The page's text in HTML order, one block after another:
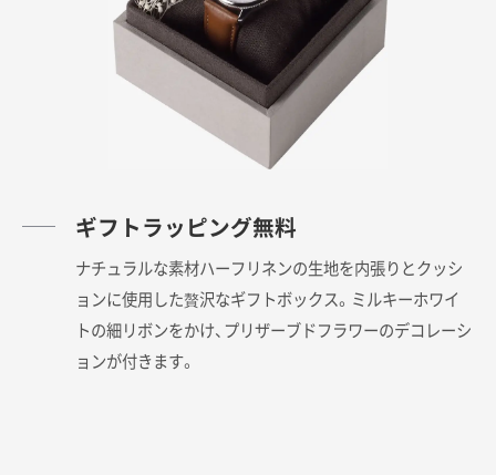
ギフトラッピング無料
ナチュラルな素材ハーフリネンの生地を内張りとクッシ
ョンに使用した贅沢なギフトボックス。ミルキーホワイ
トの細リボンをかけ、プリザーブドフラワーのデコレーシ
ョンが付きます。